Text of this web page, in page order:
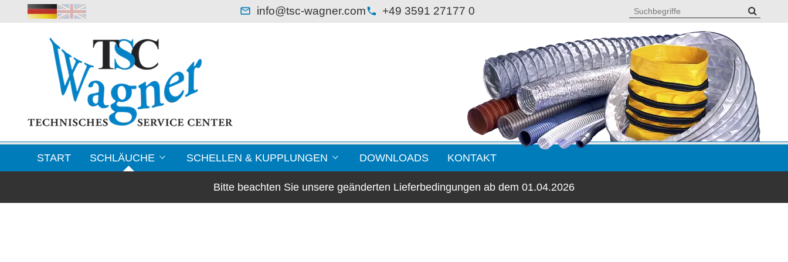
info@tsc-wagner.com +49 3591 27177 0
START SCHLÄUCHE SCHELLEN & KUPPLUNGEN DOWNLOADS KONTAKT
Bitte beachten Sie unsere geänderten Lieferbedingungen ab dem 01.04.2026